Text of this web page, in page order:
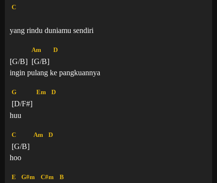
C
yang rindu duniamu sendiri
[G/B]
Am
[G/B]
D
ingin pulang ke pangkuannya
G
[D/F#]
Em D
huu
C
[G/B]
Am D
hoo
E G#m C#m B